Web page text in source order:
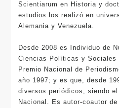
Scientiarum en Historia y
estudios los realizó en
Alemania y Venezuela.
Desde 2008 es Individuo de
Ciencias Políticas y Sociales
Premio Nacional de
año 1997; y es que, desde
diversos periódicos, siendo
Nacional. Es autor-coautor